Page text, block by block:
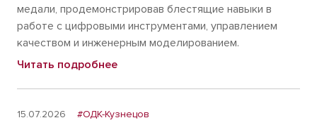
медали, продемонстрировав блестящие навыки в
работе с цифровыми инструментами, управлением
качеством и инженерным моделированием.
Читать подробнее
15.07.2026 #ОДК-Кузнецов